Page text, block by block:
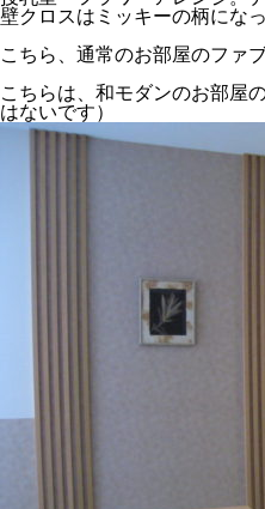
壁クロスはミッキーの柄にな
こちら、通常のお部屋のファ
こちらは、和モダンのお部屋
はないです）